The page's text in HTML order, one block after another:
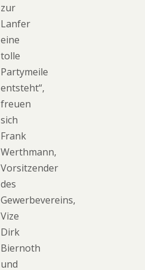
zur
Lanfer
eine
tolle
Partymeile
entsteht“,
freuen
sich
Frank
Werthmann,
Vorsitzender
des
Gewerbevereins,
Vize
Dirk
Biernoth
und